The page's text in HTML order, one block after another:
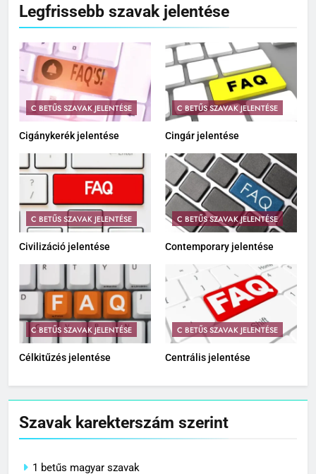
Legfrissebb szavak jelentése
C BETŰS SZAVAK JELENTÉSE
Cigánykerék jelentése
C BETŰS SZAVAK JELENTÉSE
Cingár jelentése
C BETŰS SZAVAK JELENTÉSE
Civilizáció jelentése
C BETŰS SZAVAK JELENTÉSE
Contemporary jelentése
C BETŰS SZAVAK JELENTÉSE
Célkitűzés jelentése
C BETŰS SZAVAK JELENTÉSE
Centrális jelentése
Szavak karekterszám szerint
1 betűs magyar szavak